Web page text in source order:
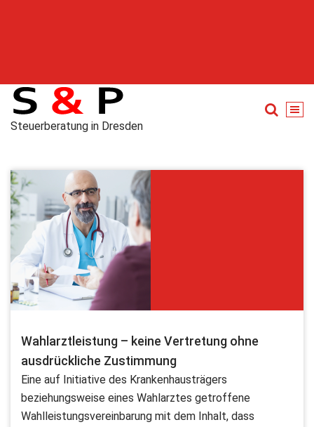
Steuerberatung in Dresden
Wahlarztleistung – keine Vertretung ohne
ausdrückliche Zustimmung
Eine auf Initiative des Krankenhausträgers
beziehungsweise eines Wahlarztes getroffene
Wahlleistungsvereinbarung mit dem Inhalt, dass